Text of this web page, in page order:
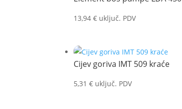
13,94€ uključ. PDV
Cijev goriva IMT 509 kraće
5,31€ uključ. PDV